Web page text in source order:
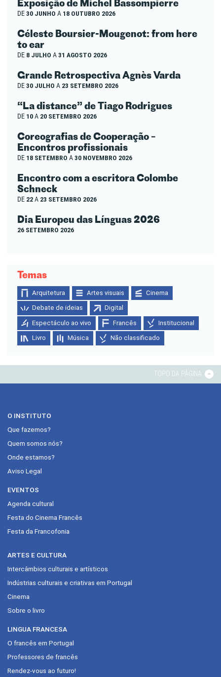
DE30 JUNHO A 18 OUTUBRO 2026
Céleste Boursier-Mougenot: from here
to ear
DE 8 JULHO A31 AGOSTO 2026
Grande Retrospectiva Agnès Varda
DE30 JULHO A 23 SETEMBRO 2026
“La distance” de Tiago Rodrigues
DE 10A 20 SETEMBRO 2026
Coreografias de Cooperação –
Encontros profissionais
DE 18 SETEMBRO A30 NOVEMBRO 2026
Encontro com a escritora Colombe
Schneck
DE 22A 23 SETEMBRO 2026
Dia Europeu das Línguas 2026
26 SETEMBRO 2026
Temas
Arquitetura Artes visuais Cinema
Debate de ideias Digital
Espectáculo ao vivo Francês Institucional
Livro Música Não classificado
TOPO DA PÁGINA
O INSTITUTO
Que fazemos?
Quem somos nós?
Onde estamos?
Aviso Legal
EVENTOS
Agenda cultural
Festa do Cinema Francês
Festa da Francofonia
ARTES E CULTURA
Intercâmbios culturais e artísticos
Indústrias culturais e criativas em Portugal
Cinema
Sobre o livro
LINGUA FRANCESA
O francês em Portugal
Professores de francês
Rendez-vous ao futuro!